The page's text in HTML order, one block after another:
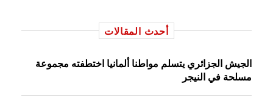
أحدث المقالات
الجيش الجزائري يتسلم مواطنا ألمانيا اختطفته مجموعة
مسلحة في النيجر